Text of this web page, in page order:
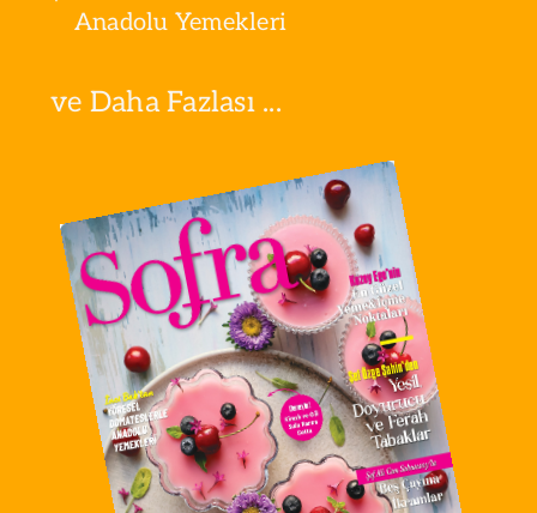
Anadolu Yemekleri
ve Daha Fazlası ...